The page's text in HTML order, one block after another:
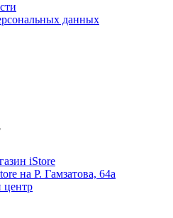
данных
iStore
на Р. Гамзатова, 64а
центр